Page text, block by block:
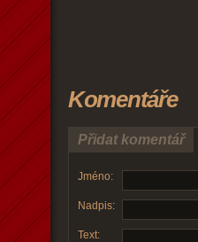
Komentáře
Přidat komentář
Jméno:
Nadpis:
Text: